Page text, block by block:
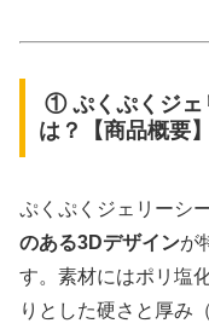
① ぷくぷくジェ
は？【商品概要】
ぷくぷくジェリーシ
のある3Dデザインが
す。素材にはポリ塩
りとした硬さと厚み